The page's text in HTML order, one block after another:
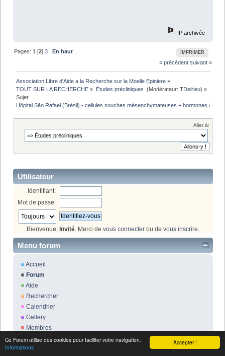
Accepter !
Ce Forum utilise des cookies pour faciliter votre navigation.
Informations
IP archivée
IMPRIMER
Pages: 1 [2]3
En haut
« précédent suivant »
Association Libre d'Aide a la Recherche sur la Moelle Epiniere »
TOUT SUR LA RECHERCHE » Études précliniques (Modérateur: TDelrieu) »
Sujet:
Hôpital São Rafael (Brésil) - cellules souches mésenchymateuses + hormones & vit
Aller à:
Utilisateur
Identifiant:
Mot de passe:
Bienvenue, Invité. Merci de vous connecter ou de vous inscrire.
Menu forum
Accueil
Forum
Aide
Rechercher
Calendrier
Gallery
Membres
Identifiez-vous
Inscrivez-vous